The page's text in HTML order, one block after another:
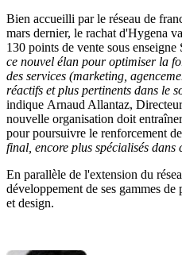
Bien accueilli par le réseau de
mars dernier, le rachat d'Hygena
130 points de vente sous enseigne
ce nouvel élan pour optimiser la
des services (marketing,
réactifs et plus pertinents dans le
indique Arnaud Allantaz,
nouvelle organisation doit
pour poursuivre le renforcement
final, encore plus spécialisés dans
En parallèle de l'extension du
développement de ses gammes
et design.